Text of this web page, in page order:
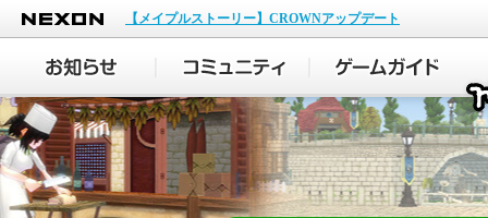
NEXON
【メイプルストーリー】CROWNアップデート